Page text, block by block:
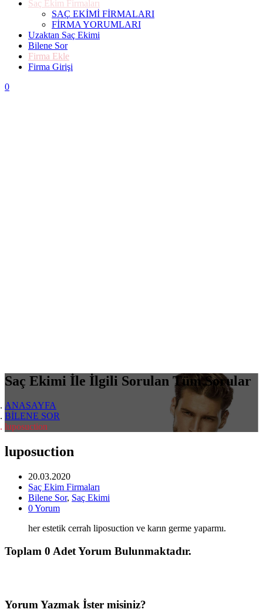
Saç Ekim Firmaları
SAÇ EKİMİ FİRMALARI
FİRMA YORUMLARI
Uzaktan Saç Ekimi
Bilene Sor
Firma Ekle
Firma Girişi
0
Saç Ekimi İle İlgili Sorulan Tüm Sorular
ANASAYFA
BİLENE SOR
luposuction
luposuction
20.03.2020
Saç Ekim Firmaları
Bilene Sor, Saç Ekimi
0 Yorum
her estetik cerrah liposuction ve karın germe yaparmı.
Toplam 0 Adet Yorum Bulunmaktadır.
Yorum Yazmak İster misiniz?